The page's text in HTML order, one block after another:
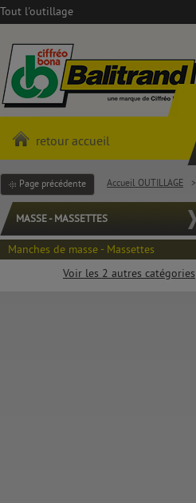
Tout l'outillage
retour accueil
Page précédente Accueil OUTILLAGE >
MASSE - MASSETTES
Manches de masse - Massettes
Voir les 2 autres catégories